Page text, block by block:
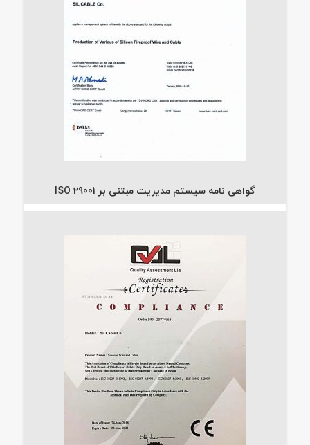
گواهی نامه سیستم مدیریت مبتنی بر ISO 29001